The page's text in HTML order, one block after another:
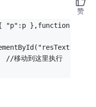
"p":p
移动到这里执行
赞